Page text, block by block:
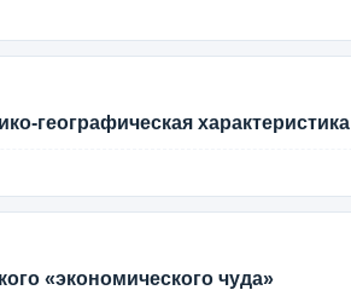
географическая характеристика
«экономического чуда»